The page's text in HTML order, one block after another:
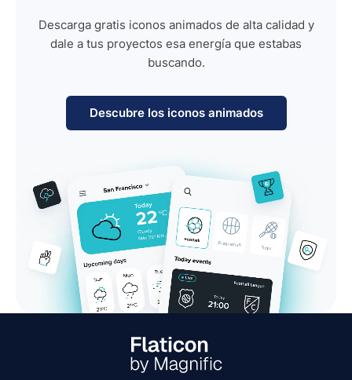
Descarga gratis iconos animados de alta calidad y
dale a tus proyectos esa energía que estabas
buscando.
Descubre los iconos animados